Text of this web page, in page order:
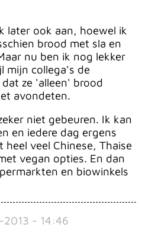
later ook aan, hoewel ik
brood met sla en
nu ben ik nog lekker
mijn collega's de
ze 'alleen' brood
avondeten.
niet gebeuren. Ik kan
en iedere dag ergens
veel Chinese, Thaise
vegan opties. En dan
en biowinkels
- 14:46